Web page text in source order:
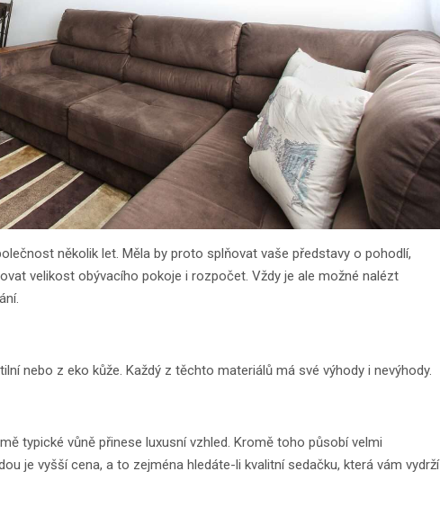
několik let. Měla by proto splňovat vaše představy o pohodlí,
velikost obývacího pokoje i rozpočet. Vždy je ale možné nalézt
nebo z eko kůže. Každý z těchto materiálů má své výhody i nevýhody.
typické vůně přinese luxusní vzhled. Kromě toho působí velmi
je vyšší cena, a to zejména hledáte-li kvalitní sedačku, která vám vydrží